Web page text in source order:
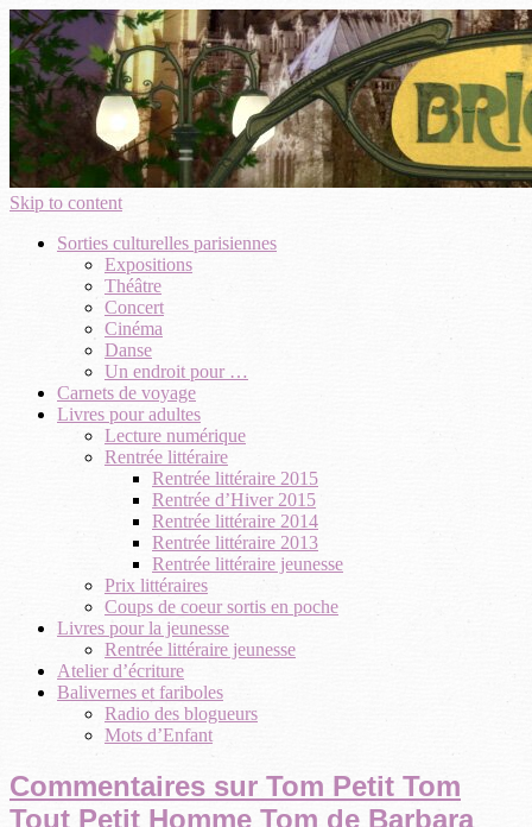
Skip to content
Sorties culturelles parisiennes
Expositions
Théâtre
Concert
Cinéma
Danse
Un endroit pour …
Carnets de voyage
Livres pour adultes
Lecture numérique
Rentrée littéraire
Rentrée littéraire 2015
Rentrée d’Hiver 2015
Rentrée littéraire 2014
Rentrée littéraire 2013
Rentrée littéraire jeunesse
Prix littéraires
Coups de coeur sortis en poche
Livres pour la jeunesse
Rentrée littéraire jeunesse
Atelier d’écriture
Balivernes et fariboles
Radio des blogueurs
Mots d’Enfant
Commentaires sur Tom Petit Tom
Tout Petit Homme Tom de Barbara